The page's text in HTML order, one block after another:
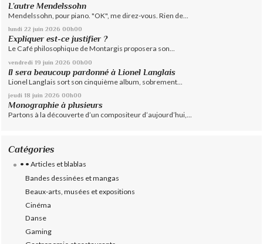
L’autre Mendelssohn
Mendelssohn, pour piano. "OK", me direz-vous. Rien de...
lundi 22 juin 2026 00h00
Expliquer est-ce justifier ?
Le Café philosophique de Montargis proposera son...
vendredi 19 juin 2026 00h00
Il sera beaucoup pardonné à Lionel Langlais
Lionel Langlais sort son cinquième album, sobrement...
jeudi 18 juin 2026 00h00
Monographie à plusieurs
Partons à la découverte d’un compositeur d’aujourd’hui,...
Catégories
• • Articles et blablas
Bandes dessinées et mangas
Beaux-arts, musées et expositions
Cinéma
Danse
Gaming